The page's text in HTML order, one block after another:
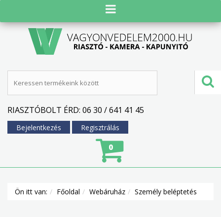
RIASZTÓBOLT ÉRD: 06 30 / 641 41 45
Bejelentkezés Regisztrálás
0
Ön itt van: Főoldal Webáruház Személy beléptetés